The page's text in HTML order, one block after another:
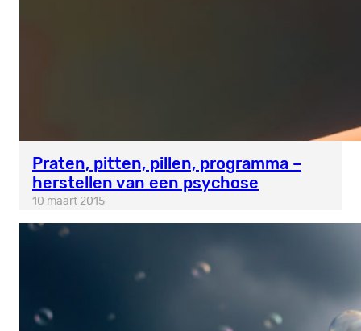
Praten, pitten, pillen, programma –
herstellen van een psychose
10 maart 2015